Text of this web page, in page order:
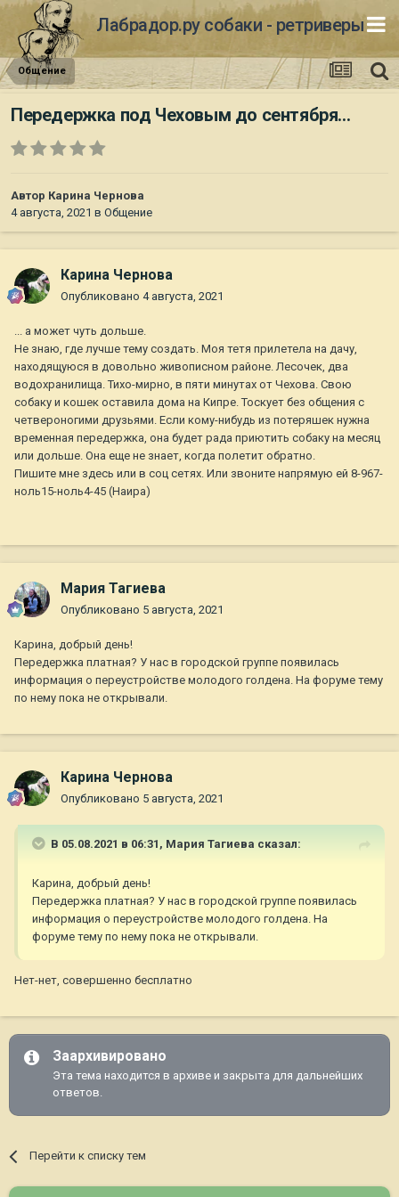
Лабрадор.ру собаки - ретриверы
Общение
Передержка под Чеховым до сентября...
Автор Карина Чернова
4 августа, 2021 в Общение
Карина Чернова
Опубликовано 4 августа, 2021
... а может чуть дольше.
Не знаю, где лучше тему создать. Моя тетя прилетела на дачу,
находящуюся в довольно живописном районе. Лесочек, два
водохранилища. Тихо-мирно, в пяти минутах от Чехова. Свою
собаку и кошек оставила дома на Кипре. Тоскует без общения с
четвероногими друзьями. Если кому-нибудь из потеряшек нужна
временная передержка, она будет рада приютить собаку на месяц
или дольше. Она еще не знает, когда полетит обратно.
Пишите мне здесь или в соц сетях. Или звоните напрямую ей 8-967-
ноль15-ноль4-45 (Наира)
Мария Тагиева
Опубликовано 5 августа, 2021
Карина, добрый день!
Передержка платная? У нас в городской группе появилась
информация о переустройстве молодого голдена. На форуме тему
по нему пока не открывали.
Карина Чернова
Опубликовано 5 августа, 2021
В 05.08.2021 в 06:31, Мария Тагиева сказал:
Карина, добрый день!
Передержка платная? У нас в городской группе появилась
информация о переустройстве молодого голдена. На
форуме тему по нему пока не открывали.
Нет-нет, совершенно бесплатно
Заархивировано
Эта тема находится в архиве и закрыта для дальнейших
ответов.
Перейти к списку тем